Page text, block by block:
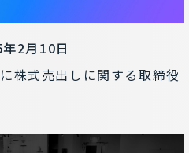
2月10日
株式売出しに関する取締役